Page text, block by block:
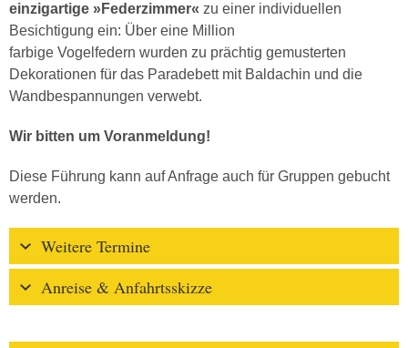
einzigartige »Federzimmer« zu einer individuellen
Besichtigung ein: Über eine Million
farbige Vogelfedern wurden zu prächtig gemusterten
Dekorationen für das Paradebett mit Baldachin und die
Wandbespannungen verwebt.
Wir bitten um Voranmeldung!
Diese Führung kann auf Anfrage auch für Gruppen gebucht
werden.
Weitere Termine
Anreise & Anfahrtsskizze